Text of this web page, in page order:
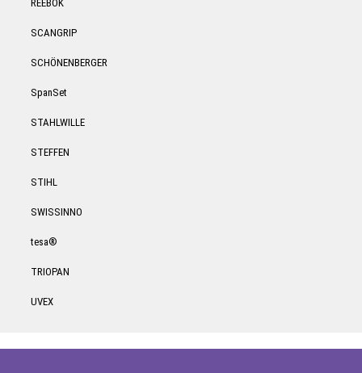
REEBOK
SCANGRIP
SCHÖNENBERGER
SpanSet
STAHLWILLE
STEFFEN
STIHL
SWISSINNO
tesa®
TRIOPAN
UVEX